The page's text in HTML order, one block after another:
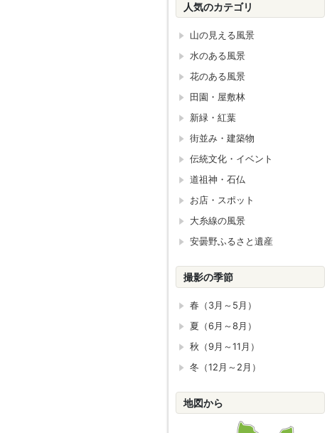
人気のカテゴリ
山の見える風景
水のある風景
花のある風景
田園・屋敷林
新緑・紅葉
街並み・建築物
伝統文化・イベント
道祖神・石仏
お店・スポット
大糸線の風景
安曇野ふるさと遺産
撮影の季節
春（3月～5月）
夏（6月～8月）
秋（9月～11月）
冬（12月～2月）
地図から